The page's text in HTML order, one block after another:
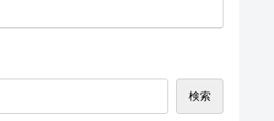
検索